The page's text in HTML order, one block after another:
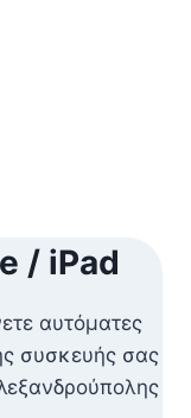
/ iPad
αυτόματες
συσκευής σας